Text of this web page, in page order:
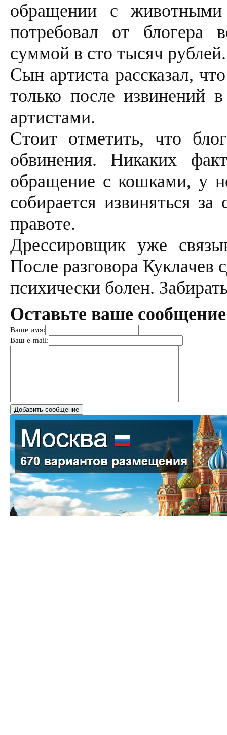
обращении с
потребовал от блогера
суммой в сто тысяч рублей.
Сын артиста рассказал,
только после извинений
артистами.
Стоит отметить, что
обвинения. Никаких
обращение с кошками, у
собирается извиняться
правоте.
Дрессировщик уже
После разговора Куклачев
психически болен.
Оставьте ваше
Ваше имя:
Ваш e-mail: